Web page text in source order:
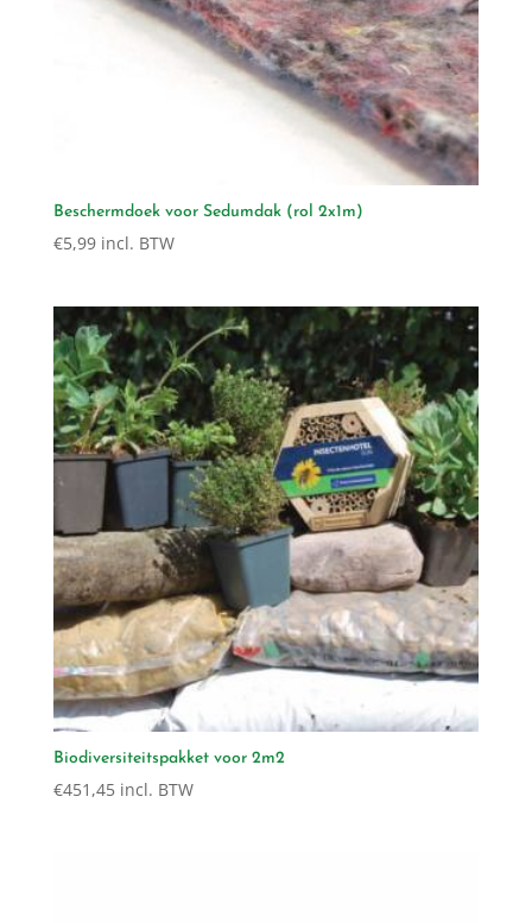
Beschermdoek voor Sedumdak (rol 2x1m)
€5,99 incl. BTW
Biodiversiteitspakket voor 2m2
€451,45 incl. BTW